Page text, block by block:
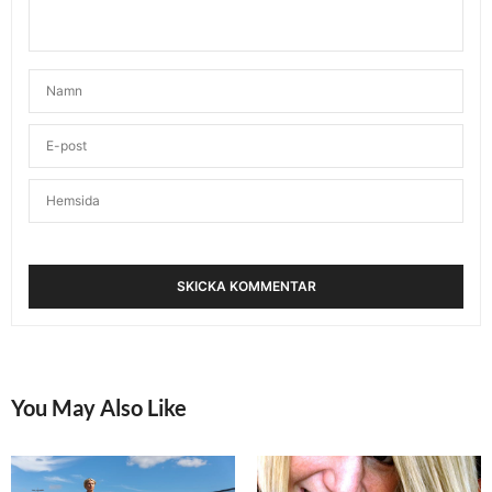
Riktigt bra kämpat! Barn är ju för härliga 🙂
Tack, det har jag! Hoppas du också får en skön
Jösses vad snabb du är!
liv. Med diabetes och mycket i livet hade jag lovat
mig själv att mitt mål var att ta mig runt med ett
You May Also Like